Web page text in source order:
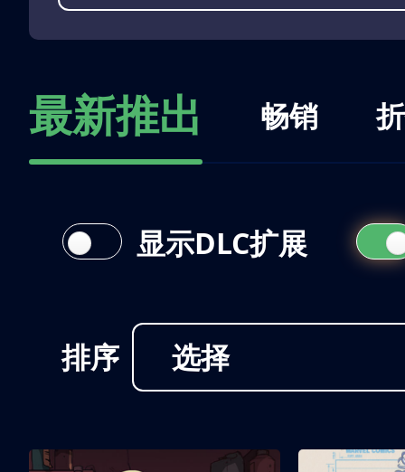
最新推出 畅销
排序 选择
显示DLC扩展